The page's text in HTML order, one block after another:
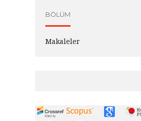
BÖLÜM
Makaleler